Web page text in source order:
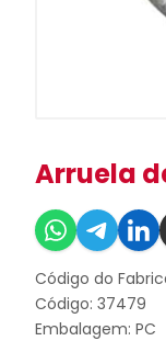
Arruela
Código do
Código: 37479
Embalagem: PC